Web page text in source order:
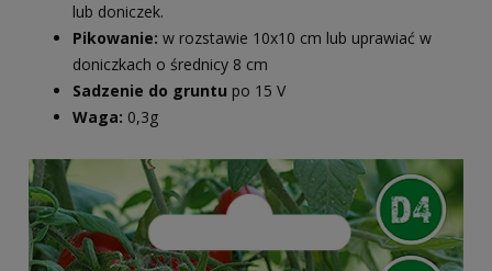
lub doniczek.
Pikowanie: w rozstawie 10x10 cm lub uprawiać w
doniczkach o średnicy 8 cm
Sadzenie do gruntu po 15 V
Waga: 0,3g